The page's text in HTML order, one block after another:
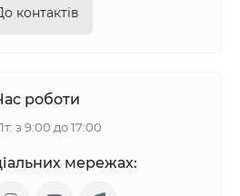
контактів
роботи
з 9:00 до 17:00
мережах: